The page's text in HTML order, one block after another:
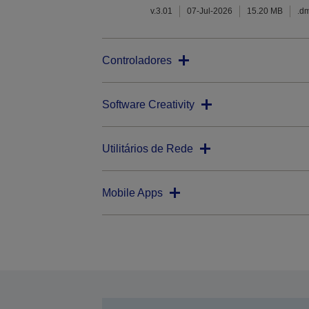
v.3.01 07-Jul-2026 15.20 MB
Controladores
Software Creativity
Utilitários de Rede
Mobile Apps